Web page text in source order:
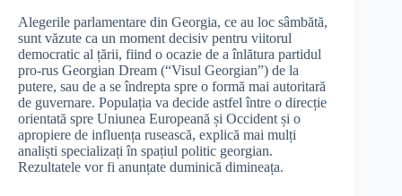
Alegerile parlamentare din Georgia, ce au loc sâmbătă,
sunt văzute ca un moment decisiv pentru viitorul
democratic al țării, fiind o ocazie de a înlătura partidul
pro-rus Georgian Dream (“Visul Georgian”) de la
putere, sau de a se îndrepta spre o formă mai autoritară
de guvernare. Populația va decide astfel între o direcție
orientată spre Uniunea Europeană și Occident și o
apropiere de influența rusească, explică mai mulți
analiști specializați în spațiul politic georgian.
Rezultatele vor fi anunțate duminică dimineața.